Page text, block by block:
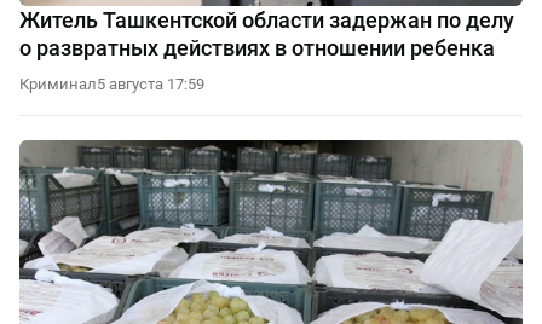
Житель Ташкентской области задержан по делу
о развратных действиях в отношении ребенка
Криминал5 августа 17:59